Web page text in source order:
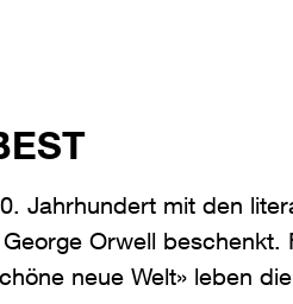
Jahrhundert mit den
Orwell
neue Welt» leben